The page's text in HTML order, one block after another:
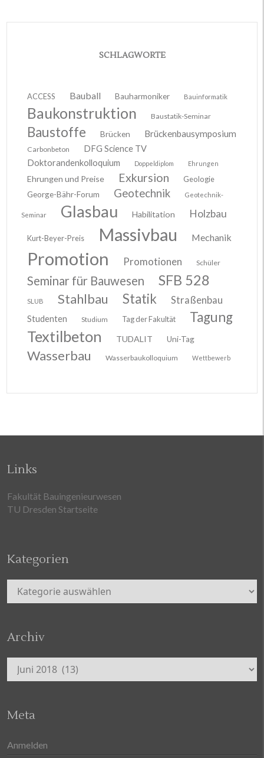
SCHLAGWORTE
ACCESS Bauball Bauharmoniker Bauinformatik
Baukonstruktion Baustatik-Seminar
Baustoffe Brücken Brückenbausymposium
Carbonbeton
DFG Science TV
Doktorandenkolloquium
Doppeldiplom Ehrungen
Ehrungen und Preise Exkursion
Geologie
George-Bähr-Forum
Geotechnik Geotechnik-
Seminar Glasbau Habilitation Holzbau
Kurt-Beyer-Preis Massivbau Mechanik
Promotion Promotionen Schüler
Seminar für Bauwesen SFB 528
SLUB Stahlbau Statik Straßenbau
Studenten Studium Tag der Fakultät Tagung
Textilbeton TUDALIT Uni-Tag
Wasserbau Wasserbaukolloquium Wettbewerb
Links
Fakultät Bauingenieurwesen
TU Dresden Startseite
Kategorien
Kategorien
Archiv
Archiv
Meta
Anmelden